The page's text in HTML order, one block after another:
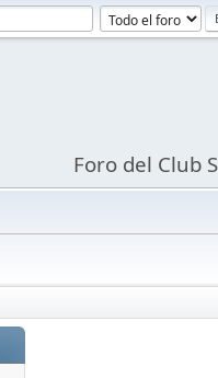
Foro del Club